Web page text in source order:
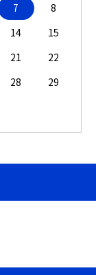
7
8
14
15
21
22
28
29